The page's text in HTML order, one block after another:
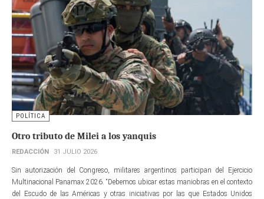
POLÍTICA
Otro tributo de Milei a los yanquis
REDACCIÓN 31 JULIO 2026
Sin autorización del Congreso, militares argentinos participan del Ejercicio
Multinacional Panamax 2026. “Debemos ubicar estas maniobras en el contexto
del Escudo de las Américas y otras iniciativas por las que Estados Unidos